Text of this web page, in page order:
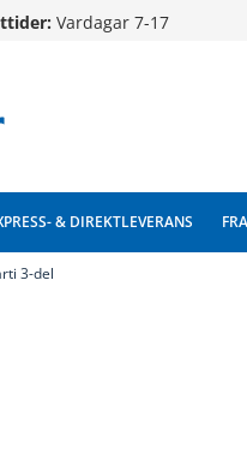
Vardagar 7-17
& DIREKTLEVERANS
3-del